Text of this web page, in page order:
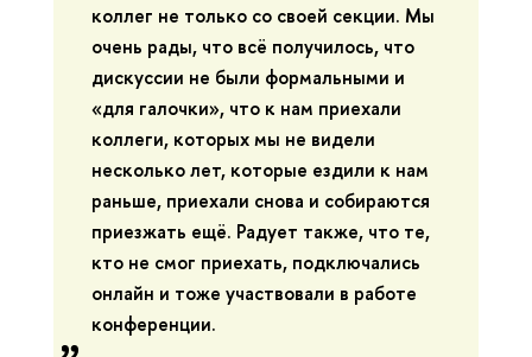
коллег не только со своей секции. Мы
очень рады, что всё получилось, что
дискуссии не были формальными и
«для галочки», что к нам приехали
коллеги, которых мы не видели
несколько лет, которые ездили к нам
раньше, приехали снова и собираются
приезжать ещё. Радует также, что те,
кто не смог приехать, подключались
онлайн и тоже участвовали в работе
конференции.